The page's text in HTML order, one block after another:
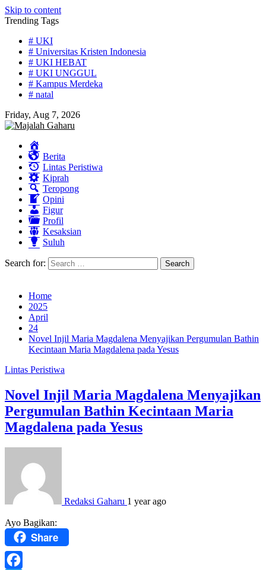
Skip to content
Trending Tags
# UKI
# Universitas Kristen Indonesia
# UKI HEBAT
# UKI UNGGUL
# Kampus Merdeka
# natal
Friday, Aug 7, 2026
Berita
Lintas Peristiwa
Kiprah
Teropong
Opini
Figur
Profil
Kesaksian
Suluh
Search for:
Home
2025
April
24
Novel Injil Maria Magdalena Menyajikan Pergumulan Bathin
Kecintaan Maria Magdalena pada Yesus
Lintas Peristiwa
Novel Injil Maria Magdalena Menyajikan
Pergumulan Bathin Kecintaan Maria
Magdalena pada Yesus
Redaksi Gaharu 1 year ago
Ayo Bagikan:
Share